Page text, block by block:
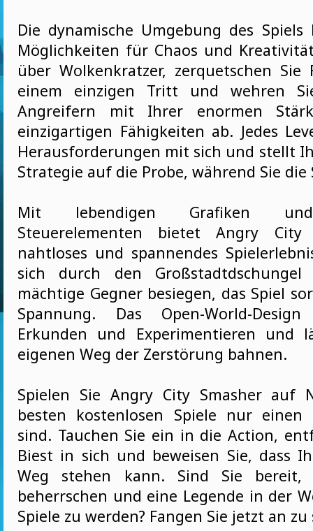
Die dynamische Umgebung des
Möglichkeiten für Chaos und
über Wolkenkratzer, zerquetschen Sie
einem einzigen Tritt und wehren
Angreifern mit Ihrer enormen
einzigartigen Fähigkeiten ab. Jedes
Herausforderungen mit sich und stellt
Strategie auf die Probe, während Sie
Mit lebendigen Grafiken
Steuerelementen bietet Angry City
nahtloses und spannendes
sich durch den
mächtige Gegner besiegen, das Spiel
Spannung. Das Open-World-
Erkunden und Experimentieren und
eigenen Weg der Zerstörung bahnen.
Spielen Sie Angry City Smasher auf
besten kostenlosen Spiele nur
sind. Tauchen Sie ein in die Action,
Biest in sich und beweisen Sie, dass
Weg stehen kann. Sind Sie
beherrschen und eine Legende in der
Spiele zu werden? Fangen Sie jetzt an zu